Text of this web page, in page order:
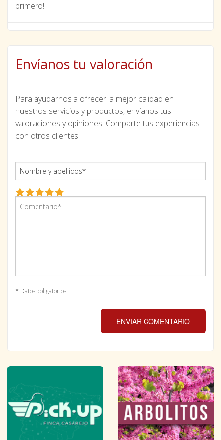
primero!
Envíanos tu valoración
Para ayudarnos a ofrecer la mejor calidad en
nuestros servicios y productos, envíanos tus
valoraciones y opiniones. Comparte tus experiencias
con otros clientes.
* Datos obligatorios
ENVIAR COMENTARIO